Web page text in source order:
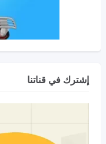
إشترك في قناتنا